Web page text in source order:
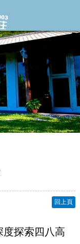
回上頁
度探索四八高